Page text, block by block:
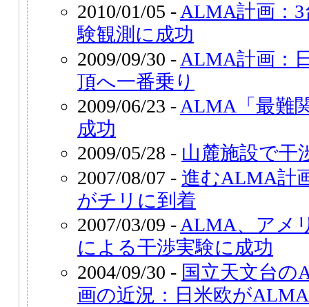
2010/01/05 - ALMA計画：
験観測に成功
2009/09/30 - ALMA計画：
頂へ一番乗り
2009/06/23 - ALMA「最難
成功
2009/05/28 - 山麓施設で干
2007/08/07 - 進むALMA計
がチリに到着
2007/03/09 - ALMA、アメ
による干渉実験に成功
2004/09/30 - 国立天文台の
画の近況：日米欧が